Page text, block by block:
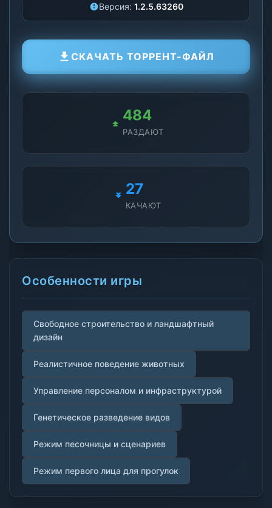
Версия: 1.2.5.63260
СКАЧАТЬ ТОРРЕНТ-ФАЙЛ
484
РАЗДАЮТ
27
КАЧАЮТ
Особенности игры
Свободное строительство и ландшафтный
дизайн
Реалистичное поведение животных
Управление персоналом и инфраструктурой
Генетическое разведение видов
Режим песочницы и сценариев
Режим первого лица для прогулок